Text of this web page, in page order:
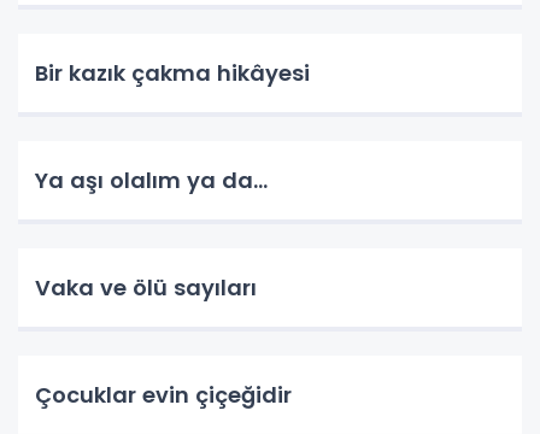
Bir kazık çakma hikâyesi
Ya aşı olalım ya da...
Vaka ve ölü sayıları
Çocuklar evin çiçeğidir